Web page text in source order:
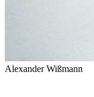
Alexander Wißmann